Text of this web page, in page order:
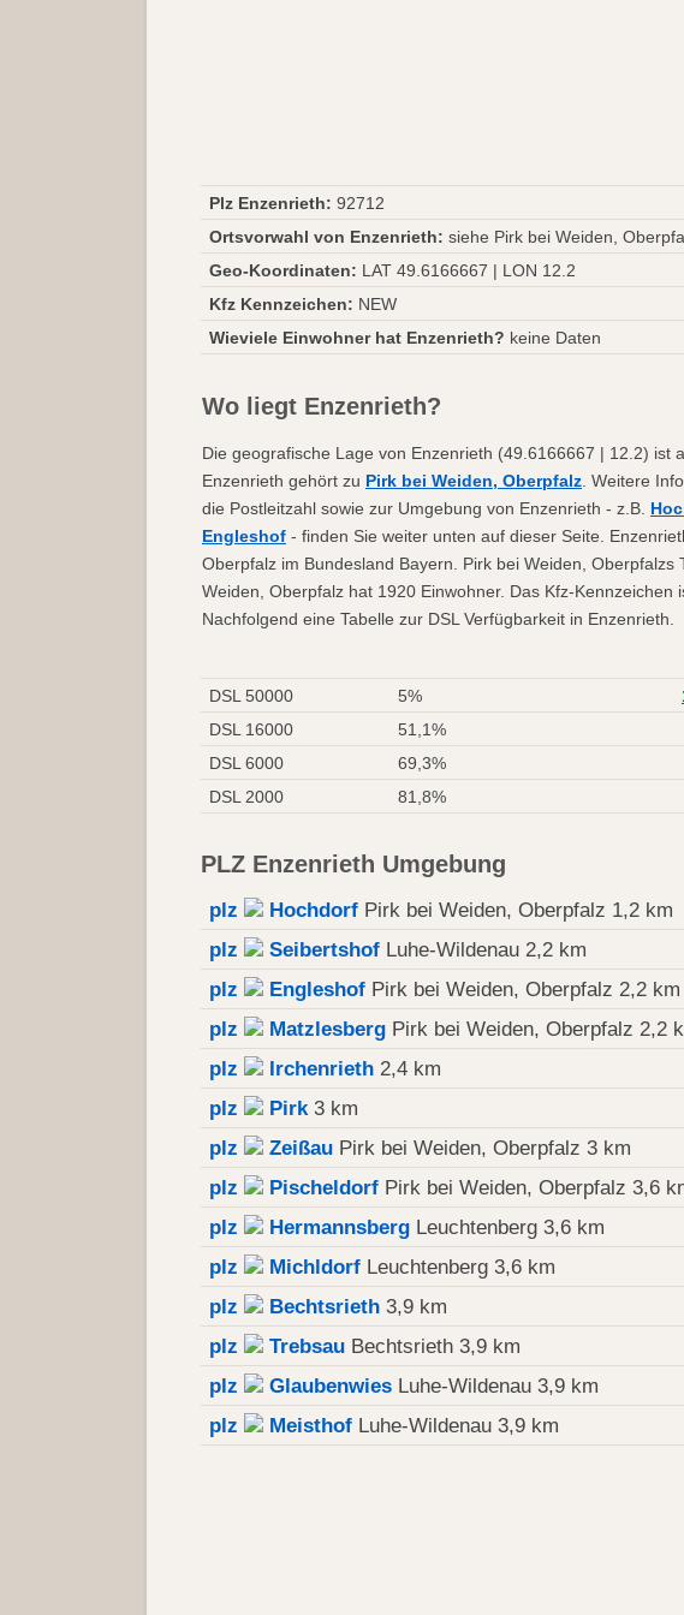
Plz Enzenrieth: 92712
Ortsvorwahl von Enzenrieth: siehe Pirk bei Weiden,
Geo-Koordinaten: LAT 49.6166667 | LON 12.2
Kfz Kennzeichen: NEW
Wieviele Einwohner hat Enzenrieth? keine Daten
Wo liegt Enzenrieth?
Die geografische Lage von Enzenrieth (49.6166667 | 12.2) ist
Enzenrieth gehört zu Pirk bei Weiden, Oberpfalz . Weitere
die Postleitzahl sowie zur Umgebung von Enzenrieth - z.B.
Engleshof - finden Sie weiter unten auf dieser Seite.
Oberpfalz im Bundesland Bayern. Pirk bei Weiden, Oberpfalzs
Weiden, Oberpfalz hat 1920 Einwohner. Das Kfz-Kennzeichen
Nachfolgend eine Tabelle zur DSL Verfügbarkeit in Enzenrieth.
DSL 50000
5%
DSL 16000
51,1%
DSL 6000
69,3%
DSL 2000
81,8%
PLZ Enzenrieth Umgebung
plz Hochdorf Pirk bei Weiden, Oberpfalz 1,2 km
plz
Seibertshof Luhe-Wildenau 2,2 km
plz
Engleshof Pirk bei Weiden, Oberpfalz 2,2 km
plz
Matzlesberg Pirk bei Weiden, Oberpfalz 2,2
plz
Irchenrieth 2,4 km
plz
Pirk3 km
plz
Zeißau Pirk bei Weiden, Oberpfalz 3 km
plz
Pischeldorf Pirk bei Weiden, Oberpfalz 3,6
plz
Hermannsberg Leuchtenberg 3,6 km
plz
Michldorf Leuchtenberg 3,6 km
plz
Bechtsrieth 3,9 km
plz
Trebsau Bechtsrieth 3,9 km
plz
Glaubenwies Luhe-Wildenau 3,9 km
plz
Meisthof Luhe-Wildenau 3,9 km